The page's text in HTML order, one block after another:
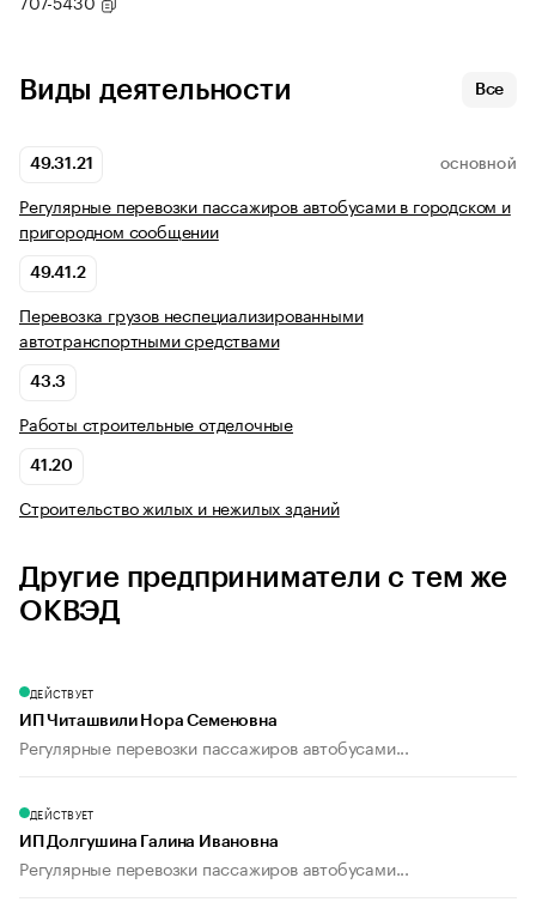
Виды деятельности Все
49.31.21 ОСНОВНОЙ
Регулярные перевозки пассажиров автобусами в городском и
пригородном сообщении
49.41.2
Перевозка грузов неспециализированными
автотранспортными средствами
43.3
Работы строительные отделочные
41.20
Строительство жилых и нежилых зданий
Другие предприниматели с тем же
ОКВЭД
ДЕЙСТВУЕТ
ИП Читашвили Нора Семеновна
Регулярные перевозки пассажиров автобусами...
ДЕЙСТВУЕТ
ИП Долгушина Галина Ивановна
Регулярные перевозки пассажиров автобусами...